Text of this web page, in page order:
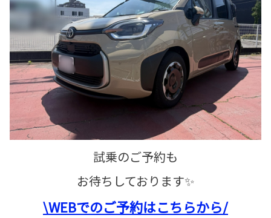
試乗のご予約も
お待ちしております✨
\WEBでのご予約はこちらから/